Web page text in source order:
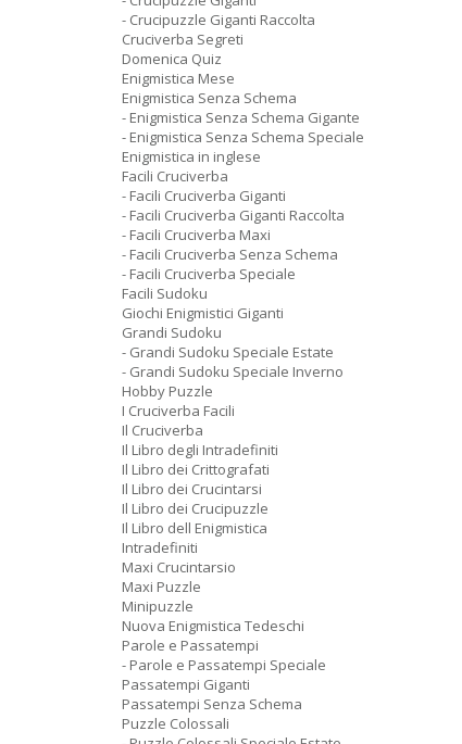
- Crucipuzzle Giganti Raccolta
Cruciverba Segreti
Domenica Quiz
Enigmistica Mese
Enigmistica Senza Schema
- Enigmistica Senza Schema Gigante
- Enigmistica Senza Schema Speciale
Enigmistica in inglese
Facili Cruciverba
- Facili Cruciverba Giganti
- Facili Cruciverba Giganti Raccolta
- Facili Cruciverba Maxi
- Facili Cruciverba Senza Schema
- Facili Cruciverba Speciale
Facili Sudoku
Giochi Enigmistici Giganti
Grandi Sudoku
- Grandi Sudoku Speciale Estate
- Grandi Sudoku Speciale Inverno
Hobby Puzzle
I Cruciverba Facili
Il Cruciverba
Il Libro degli Intradefiniti
Il Libro dei Crittografati
Il Libro dei Crucintarsi
Il Libro dei Crucipuzzle
Il Libro dell Enigmistica
Intradefiniti
Maxi Crucintarsio
Maxi Puzzle
Minipuzzle
Nuova Enigmistica Tedeschi
Parole e Passatempi
- Parole e Passatempi Speciale
Passatempi Giganti
Passatempi Senza Schema
Puzzle Colossali